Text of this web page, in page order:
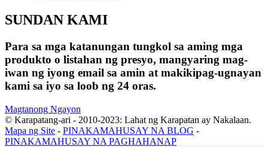
SUNDAN KAMI
Para sa mga katanungan tungkol sa aming mga
produkto o listahan ng presyo, mangyaring mag-
iwan ng iyong email sa amin at makikipag-ugnayan
kami sa iyo sa loob ng 24 oras.
Magtanong Ngayon
© Karapatang-ari - 2010-2023: Lahat ng Karapatan ay Nakalaan.
Mapa ng Site - PINAKAMAHUSAY NA BLOG -
PINAKAMAHUSAY NA PAGHAHANAP